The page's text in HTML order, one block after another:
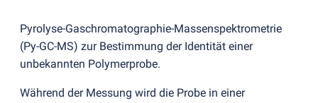
Pyrolyse-Gaschromatographie-Massenspektrometrie
(Py-GC-MS) zur Bestimmung der Identität einer
unbekannten Polymerprobe.
Während der Messung wird die Probe in einer